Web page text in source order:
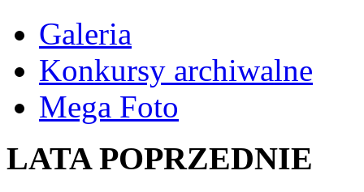
Galeria
Konkursy archiwalne
Mega Foto
LATA POPRZEDNIE